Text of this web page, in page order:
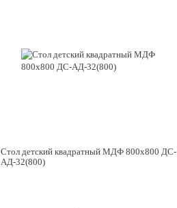
Стол детский квадратный МДФ 800х800 ДС-
АД-32(800)